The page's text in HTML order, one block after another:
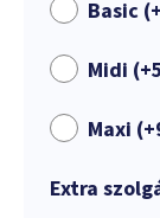
Basic (+
Midi (+
Maxi (+
Extra